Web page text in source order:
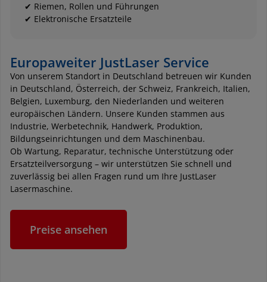
✔ Riemen, Rollen und Führungen
✔ Elektronische Ersatzteile
Europaweiter JustLaser Service
Von unserem Standort in Deutschland betreuen wir Kunden
in Deutschland, Österreich, der Schweiz, Frankreich, Italien,
Belgien, Luxemburg, den Niederlanden und weiteren
europäischen Ländern. Unsere Kunden stammen aus
Industrie, Werbetechnik, Handwerk, Produktion,
Bildungseinrichtungen und dem Maschinenbau.
Ob Wartung, Reparatur, technische Unterstützung oder
Ersatzteilversorgung – wir unterstützen Sie schnell und
zuverlässig bei allen Fragen rund um Ihre JustLaser
Lasermaschine.
Preise ansehen